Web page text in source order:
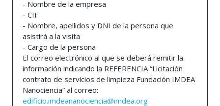
- Nombre de la empresa
- CIF
- Nombre, apellidos y DNI de la persona que
asistirá a la visita
- Cargo de la persona
El correo electrónico al que se deberá remitir la
información indicando la REFERENCIA “Licitación
contrato de servicios de limpieza Fundación IMDEA
Nanociencia” al correo:
edificio.imdeananociencia@imdea.org